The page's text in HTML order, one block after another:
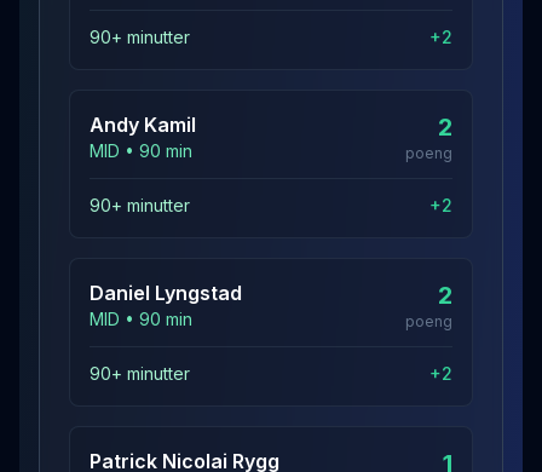
90+ minutter +2
Andy Kamil
MID • 90 min
2
poeng
90+ minutter +2
Daniel Lyngstad
MID • 90 min
2
poeng
90+ minutter +2
Patrick Nicolai Rygg 1